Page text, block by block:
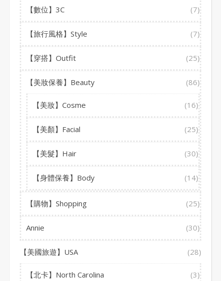
【數位】3C (7)
【旅行風格】Style (7)
【穿搭】Outfit (25)
【美妝保養】Beauty (86)
【美妝】Cosme (16)
【美顏】Facial (25)
【美髮】Hair (30)
【身體保養】Body (14)
【購物】Shopping (25)
Annie (30)
【美國旅遊】USA (28)
【北卡】North Carolina (3)